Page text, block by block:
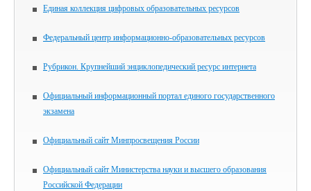
Единая коллекция цифровых образовательных ресурсов
Федеральный центр информационно-образовательных ресурсов
Рубрикон. Крупнейший энциклопедический ресурс интернета
Официальный информационный портал единого государственного
экзамена
Официальный сайт Минпросвещения России
Официальный сайт Министерства науки и высшего образования
Российской Федерации